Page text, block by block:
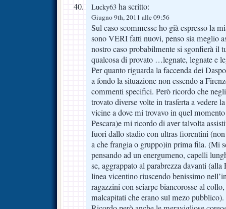
Lucky63 ha scritto:
Giugno 9th, 2011 alle 09:56
Sul caso scommesse ho già espresso la
sono VERI fatti nuovi, penso sia meglio
nostro caso probabilmente si sgonfierà il
qualcosa di provato …legnate, legnate e
Per quanto riguarda la faccenda dei
a fondo la situazione non essendo a
commenti specifici. Però ricordo che
trovato diverse volte in trasferta a vedere
vicine a dove mi trovavo in quel
Pescara)e mi ricordo di aver talvolta
fuori dallo stadio con ultras fiorentini (non
a che frangia o gruppo)in prima fila. (Mi
pensando ad un energumeno, capelli
se, aggrappato al parabrezza davanti
linea vicentino riuscendo benissimo
ragazzini con sciarpe biancorosse al
malcapitati che erano sul mezo pubblico).